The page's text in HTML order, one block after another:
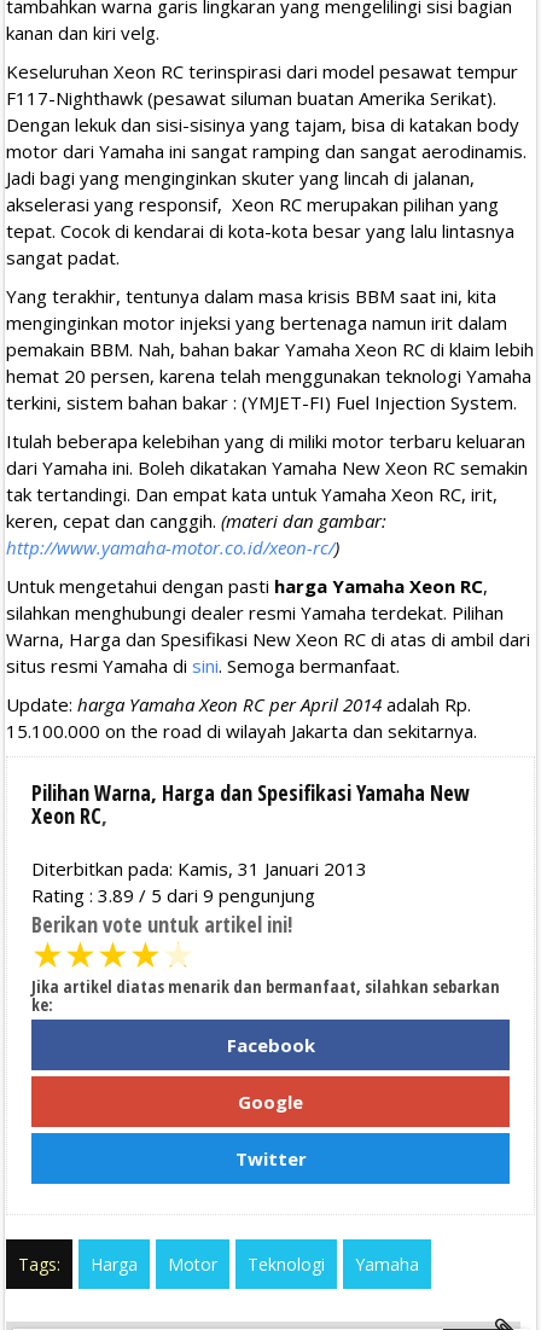
tambahkan warna garis lingkaran yang mengelilingi sisi bagian
kanan dan kiri velg.
Keseluruhan Xeon RC terinspirasi dari model pesawat tempur
F117-Nighthawk (pesawat siluman buatan Amerika Serikat).
Dengan lekuk dan sisi-sisinya yang tajam, bisa di katakan body
motor dari Yamaha ini sangat ramping dan sangat aerodinamis.
Jadi bagi yang menginginkan skuter yang lincah di jalanan,
akselerasi yang responsif, Xeon RC merupakan pilihan yang
tepat. Cocok di kendarai di kota-kota besar yang lalu lintasnya
sangat padat.
Yang terakhir, tentunya dalam masa krisis BBM saat ini, kita
menginginkan motor injeksi yang bertenaga namun irit dalam
pemakain BBM. Nah, bahan bakar Yamaha Xeon RC di klaim lebih
hemat 20 persen, karena telah menggunakan teknologi Yamaha
terkini, sistem bahan bakar : (YMJET-FI) Fuel Injection System.
Itulah beberapa kelebihan yang di miliki motor terbaru keluaran
dari Yamaha ini. Boleh dikatakan Yamaha New Xeon RC semakin
tak tertandingi. Dan empat kata untuk Yamaha Xeon RC, irit,
keren, cepat dan canggih. (materi dan gambar:
http://www.yamaha-motor.co.id/xeon-rc/)
Untuk mengetahui dengan pasti harga Yamaha Xeon RC,
silahkan menghubungi dealer resmi Yamaha terdekat. Pilihan
Warna, Harga dan Spesifikasi New Xeon RC di atas di ambil dari
situs resmi Yamaha di sini. Semoga bermanfaat.
Update: harga Yamaha Xeon RC per April 2014 adalah Rp.
15.100.000 on the road di wilayah Jakarta dan sekitarnya.
Pilihan Warna, Harga dan Spesifikasi Yamaha New
Xeon RC,
Diterbitkan pada: Kamis, 31 Januari 2013
Rating : 3.89 / 5 dari 9 pengunjung
Berikan vote untuk artikel ini!
★★★★★
Jika artikel diatas menarik dan bermanfaat, silahkan sebarkan
ke:
Facebook
Google
Twitter
Tags: Harga Motor Teknologi Yamaha